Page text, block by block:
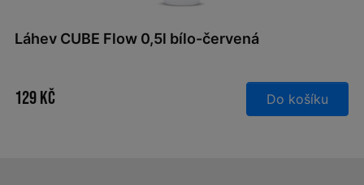
Láhev CUBE Flow 0,5l bílo-červená
129 Kč Do košíku